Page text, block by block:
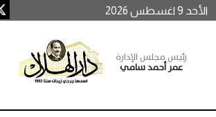
الأحد 9 اغسطس 2026
رئيس مجلس الإدارة
عمر أحمد سامي